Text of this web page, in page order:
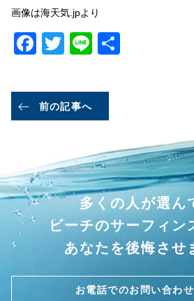
画像は海天気.jpより
Facebook
Twitter
Line
前の記事へ
多くの人が選ん
ビーチのサーフィン
あなたを後悔させ
お電話でのお問い合わ